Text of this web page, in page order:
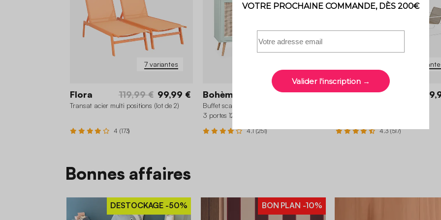
7 variantes
Flora 119,99 € 99,99 €
Transat acier multi positions (lot de 2)
4 (173)
Bohème 169,99 € 101,99 €
Buffet scandinave décor bois et cannage
3 portes 120cm
4.1 (251)
6
Silvi
4.3 (517)
Bonnes affaires
DESTOCKAGE -50% BON PLAN -10%